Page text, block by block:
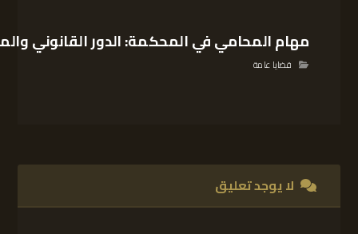
مهام المحامي في المحكمة: الدور القانوني
قضايا عامة
لا يوجد تعليق